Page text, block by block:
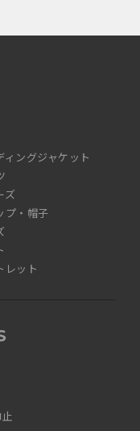
ィングジャケット
ズ
プ・帽子
レット